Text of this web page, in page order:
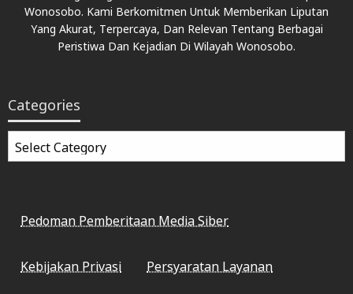
Wonosobo. Kami Berkomitmen Untuk Memberikan Liputan
Yang Akurat, Terpercaya, Dan Relevan Tentang Berbagai
Peristiwa Dan Kejadian Di Wilayah Wonosobo.
Categories
Categories
Pedoman Pemberitaan Media Siber
Kebijakan Privasi Persyaratan Layanan